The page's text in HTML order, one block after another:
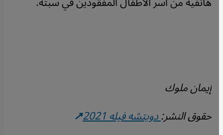
إيمان ملوك
حقوق النشر:دويتشه فيله 2021